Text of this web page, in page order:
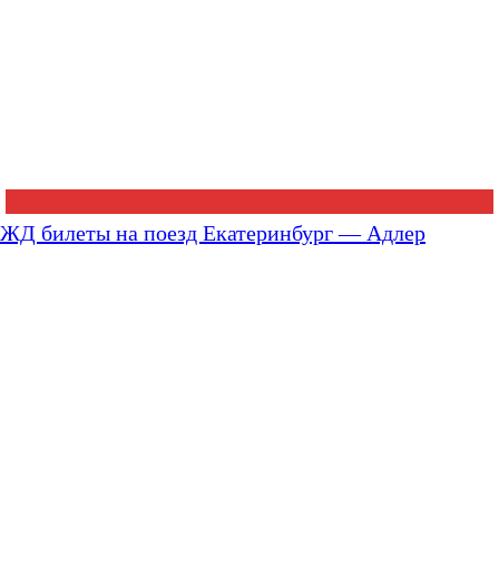
ЖД билеты на поезд Екатеринбург — Адлер